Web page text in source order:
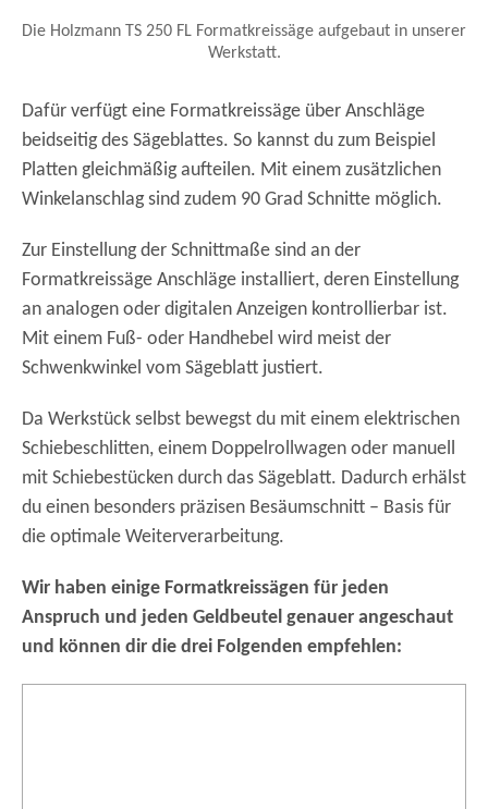
Die Holzmann TS 250 FL Formatkreissäge aufgebaut in unserer
Werkstatt.
Dafür verfügt eine Formatkreissäge über Anschläge
beidseitig des Sägeblattes. So kannst du zum Beispiel
Platten gleichmäßig aufteilen. Mit einem zusätzlichen
Winkelanschlag sind zudem 90 Grad Schnitte möglich.
Zur Einstellung der Schnittmaße sind an der
Formatkreissäge Anschläge installiert, deren Einstellung
an analogen oder digitalen Anzeigen kontrollierbar ist.
Mit einem Fuß- oder Handhebel wird meist der
Schwenkwinkel vom Sägeblatt justiert.
Da Werkstück selbst bewegst du mit einem elektrischen
Schiebeschlitten, einem Doppelrollwagen oder manuell
mit Schiebestücken durch das Sägeblatt. Dadurch erhälst
du einen besonders präzisen Besäumschnitt – Basis für
die optimale Weiterverarbeitung.
Wir haben einige Formatkreissägen für jeden
Anspruch und jeden Geldbeutel genauer angeschaut
und können dir die drei Folgenden empfehlen: